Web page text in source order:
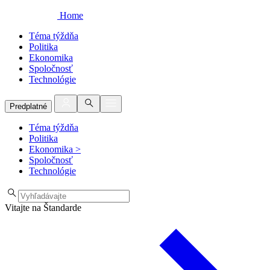
Home
Téma týždňa
Politika
Ekonomika
Spoločnosť
Technológie
Predplatné
Téma týždňa
Politika
Ekonomika >
Spoločnosť
Technológie
Vitajte na Štandarde